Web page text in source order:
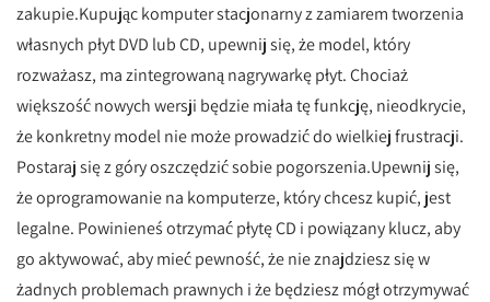
zakupie.Kupując komputer stacjonarny z zamiarem tworzenia
własnych płyt DVD lub CD, upewnij się, że model, który
rozważasz, ma zintegrowaną nagrywarkę płyt. Chociaż
większość nowych wersji będzie miała tę funkcję, nieodkrycie,
że konkretny model nie może prowadzić do wielkiej frustracji.
Postaraj się z góry oszczędzić sobie pogorszenia.Upewnij się,
że oprogramowanie na komputerze, który chcesz kupić, jest
legalne. Powinieneś otrzymać płytę CD i powiązany klucz, aby
go aktywować, aby mieć pewność, że nie znajdziesz się w
żadnych problemach prawnych i że będziesz mógł otrzymywać